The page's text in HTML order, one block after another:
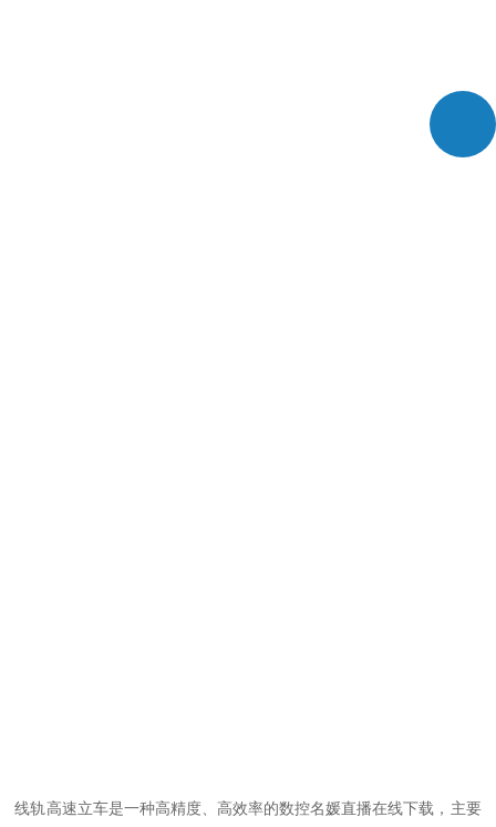
线轨高速立车是一种高精度、高效率的数控名媛直播在线下载，主要